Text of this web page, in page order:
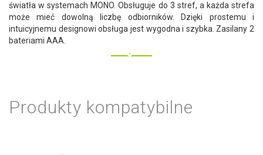
światła w systemach MONO. Obsługuje do 3 stref, a każda strefa
może mieć dowolną liczbę odbiorników. Dzięki prostemu i
intuicyjnemu designowi obsługa jest wygodna i szybka. Zasilany 2
bateriami AAA.
Produkty kompatybilne